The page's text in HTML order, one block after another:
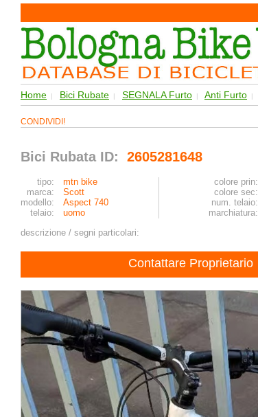
Home | Bici Rubate | SEGNALA Furto | Anti Furto |
CONDIVIDI!
Bici Rubata ID: 2605281648
tipo: mtn bike colore prin:
marca:
Scott colore sec:
modello:
Aspect 740 num. telaio:
telaio:
uomo
marchiatura:
descrizione / segni particolari:
Contattare Proprietario